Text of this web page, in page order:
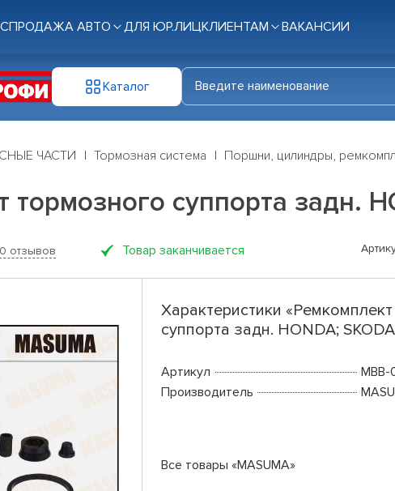
ПРОДАЖА АВТО ДЛЯ ЮР.ЛИЦКЛИЕНТАМ ВАКАНСИИ
Каталог
ЧАСТИ Тормозная система Поршни, цилиндры,
суппорта задн.
0 отзывов Товар заканчивается
Характеристики
суппорта задн. HONDA;
Артикул
MBB-
Производитель
Все товары «MASUMA»